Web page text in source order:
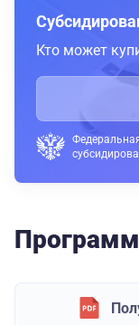
Кто может